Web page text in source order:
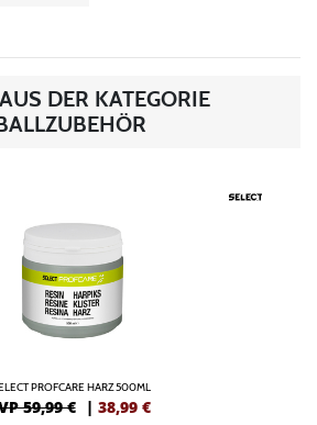
DER KATEGORIE
PROFCARE HARZ 500ML
59,99 € | 38,99 €